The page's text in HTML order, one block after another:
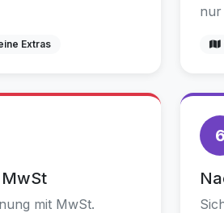
Extras
nur
MwSt
mit MwSt.
6